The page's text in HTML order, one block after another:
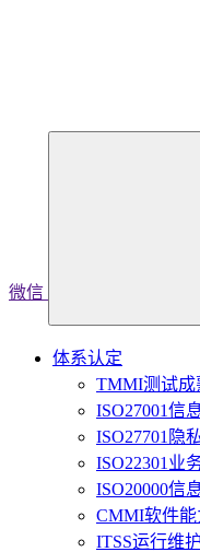
微信
体系认定
TMMI测试成
ISO27001信
ISO27701隐
ISO22301业
ISO20000信
CMMI软件
ITSS运行维